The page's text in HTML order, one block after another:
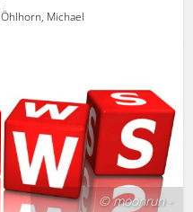
Öhlhorn, Michael
© moonrun -